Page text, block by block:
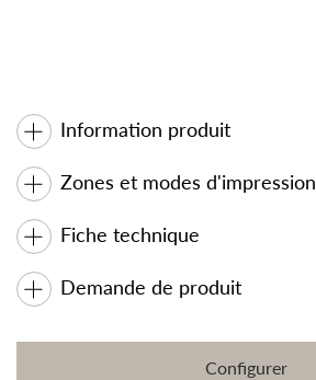
Information produit
Zones et modes d'impression
Fiche technique
Demande de produit
Configurer